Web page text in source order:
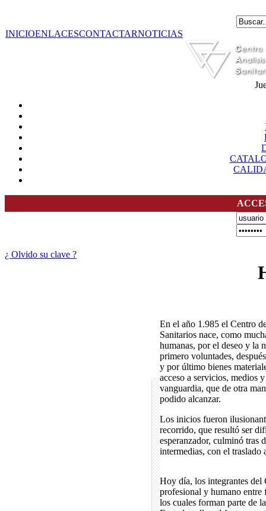
INICIOENLACESCONTACTARNOTICIAS
¿ Olvido su clave ?
En el año 1.985 el Centro
Sanitarios nace, como
humanas, por el deseo y la
primero voluntades,
y por último bienes
acceso a servicios, medios
vanguardia, que de otra
podido alcanzar.
Los inicios fueron
recorrido, que resultó ser
esperanzador, culminó tras
intermedias, con el traslado
Hoy día, los integrantes
profesional y humano entre
los cuales forman parte de